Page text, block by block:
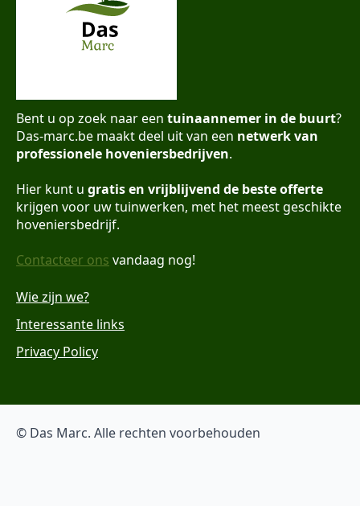
Bent u op zoek naar een tuinaannemer in de buurt?
Das-marc.be maakt deel uit van een netwerk van
professionele hoveniersbedrijven.
Hier kunt u gratis en vrijblijvend de beste offerte
krijgen voor uw tuinwerken, met het meest geschikte
hoveniersbedrijf.
Contacteer ons vandaag nog!
Wie zijn we?
Interessante links
Privacy Policy
© Das Marc. Alle rechten voorbehouden